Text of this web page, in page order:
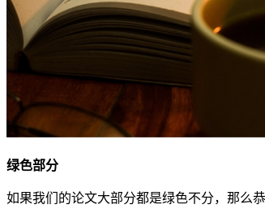
绿色部分
如果我们的论文大部分都是绿色不分，那么